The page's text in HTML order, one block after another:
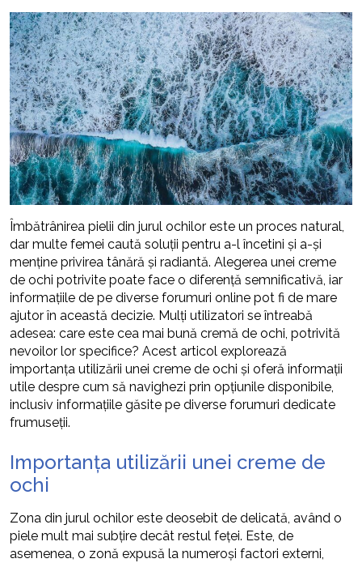
Îmbătrânirea pielii din jurul ochilor este un proces natural,
dar multe femei caută soluții pentru a-l încetini și a-și
menține privirea tânără și radiantă. Alegerea unei creme
de ochi potrivite poate face o diferență semnificativă, iar
informațiile de pe diverse forumuri online pot fi de mare
ajutor în această decizie. Mulți utilizatori se întreabă
adesea: care este cea mai bună cremă de ochi, potrivită
nevoilor lor specifice? Acest articol explorează
importanța utilizării unei creme de ochi și oferă informații
utile despre cum să navighezi prin opțiunile disponibile,
inclusiv informațiile găsite pe diverse forumuri dedicate
frumuseții.
Importanța utilizării unei creme de
ochi
Zona din jurul ochilor este deosebit de delicată, având o
piele mult mai subțire decât restul feței. Este, de
asemenea, o zonă expusă la numeroși factori externi,